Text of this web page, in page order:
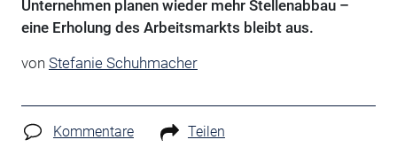
Unternehmen planen wieder mehr Stellenabbau –
eine Erholung des Arbeitsmarkts bleibt aus.
von Stefanie Schuhmacher
Kommentare Teilen